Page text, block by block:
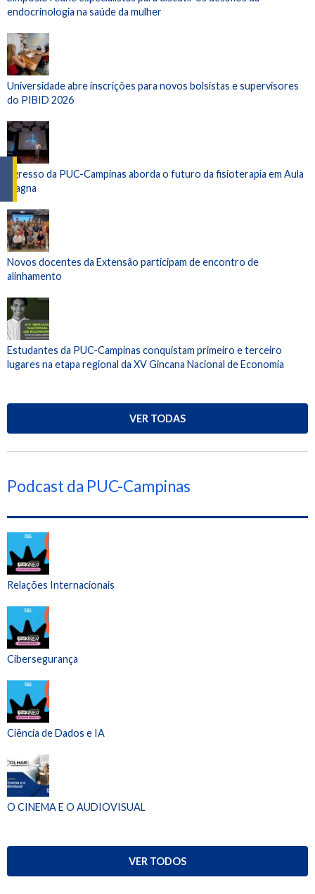
endocrinologia na saúde da mulher
Universidade abre inscrições para novos bolsistas e supervisores
do PIBID 2026
Egresso da PUC-Campinas aborda o futuro da fisioterapia em Aula
Magna
Novos docentes da Extensão participam de encontro de
alinhamento
Estudantes da PUC-Campinas conquistam primeiro e terceiro
lugares na etapa regional da XV Gincana Nacional de Economia
VER TODAS
Podcast da PUC-Campinas
Relações Internacionais
Cibersegurança
Ciência de Dados e IA
O CINEMA E O AUDIOVISUAL
VER TODOS